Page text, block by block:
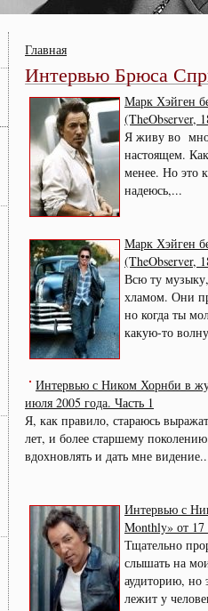
Главная
Интервью Брюса
Марк Хэйген
(TheObserver,
Я живу во
настоящем.
менее. Но это
надеюсь,...
Марк Хэйген
(TheObserver,
Всю ту
хламом. Они
но когда ты
какую-то
Интервью с Ником Хорнби в
июля 2005 года. Часть 1
Я, как правило, стараюсь
лет, и более старшему
вдохновлять и дать мне
Интервью с
Monthly» от 17
Тщательно
слышать на
аудиторию, но
лежит у